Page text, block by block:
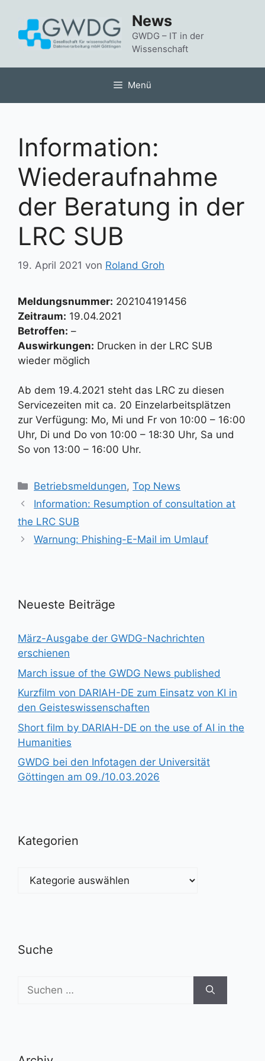
springen
News
GWDG – IT in der
Wissenschaft
Menü
Information:
Wiederaufnahme
der Beratung in der
LRC SUB
19. April 2021 von Roland Groh
Meldungsnummer: 202104191456
Zeitraum: 19.04.2021
Betroffen: –
Auswirkungen: Drucken in der LRC SUB
wieder möglich
Ab dem 19.4.2021 steht das LRC zu diesen
Servicezeiten mit ca. 20 Einzelarbeitsplätzen
zur Verfügung: Mo, Mi und Fr von 10:00 – 16:00
Uhr, Di und Do von 10:00 – 18:30 Uhr, Sa und
So von 13:00 – 16:00 Uhr.
Kategorien
Betriebsmeldungen,Top News
Information: Resumption of consultation at
the LRC SUB
Warnung: Phishing-E-Mail im Umlauf
Neueste Beiträge
März-Ausgabe der GWDG-Nachrichten
erschienen
March issue of the GWDG News published
Kurzfilm von DARIAH-DE zum Einsatz von KI in
den Geisteswissenschaften
Short film by DARIAH-DE on the use of AI in the
Humanities
GWDG bei den Infotagen der Universität
Göttingen am 09./10.03.2026
Kategorien
Kategorien
Suche
Suchen
nach: